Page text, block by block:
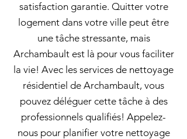
satisfaction garantie. Quitter votre
logement dans votre ville peut être
une tâche stressante, mais
Archambault est là pour vous faciliter
la vie! Avec les services de nettoyage
résidentiel de Archambault, vous
pouvez déléguer cette tâche à des
professionnels qualifiés! Appelez-
nous pour planifier votre nettoyage